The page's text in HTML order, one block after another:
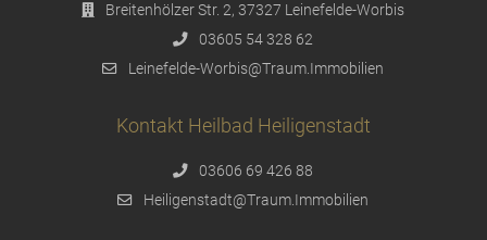
Breitenhölzer Str. 2, 37327 Leinefelde-Worbis
03605 54 328 62
Leinefelde-Worbis@Traum.Immobilien
Kontakt Heilbad Heiligenstadt
03606 69 426 88
Heiligenstadt@Traum.Immobilien